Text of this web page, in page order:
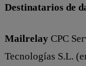
Destinatarios de
Mailrelay CPC
Tecnologías S.L.